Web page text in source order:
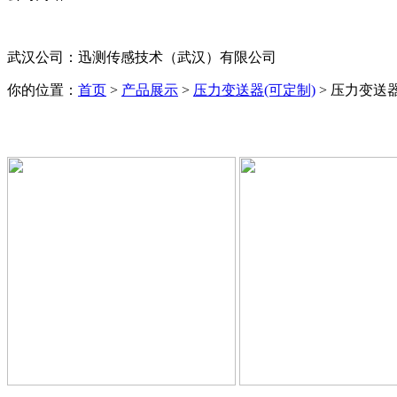
武汉公司：迅测传感技术（武汉）有限公司
你的位置： 首页 > 产品展示 > 压力变送器(可定制) > 压力变送